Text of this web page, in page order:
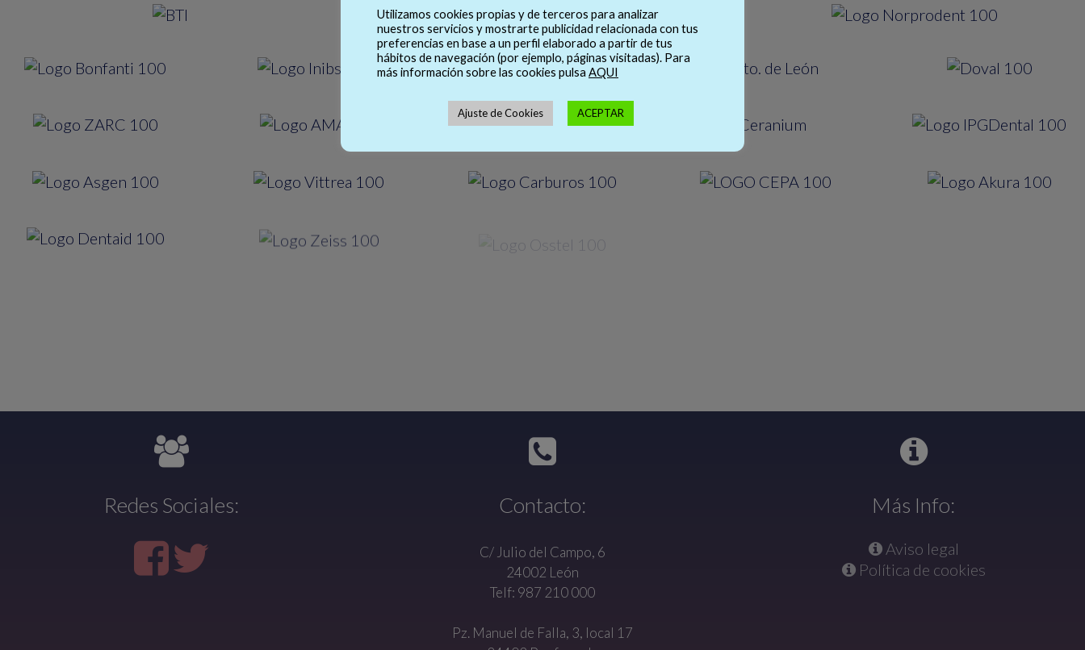
Redes Sociales: Contacto:
C/ Julio del Campo, 6
24002 León
Telf: 987 210 000
Pz. Manuel de Falla, 3, local 17
Más Info:
Aviso legal
Política de cookies
Utilizamos cookies propias y de terceros para analizar
nuestros servicios y mostrarte publicidad relacionada con tus
preferencias en base a un perfil elaborado a partir de tus
hábitos de navegación (por ejemplo, páginas visitadas). Para
más información sobre las cookies pulsa AQUI
Ajuste de Cookies ACEPTAR